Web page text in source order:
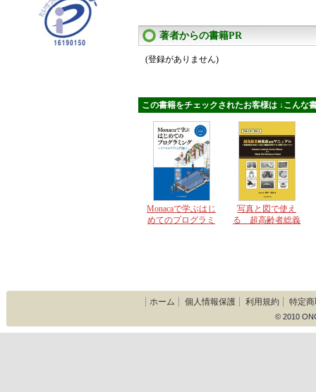
著者からの書籍PR
(登録がありません)
この書籍をチェックされたお客様は ↓こんな
Monacaで学ぶはじ
めてのプログラミ
写真と図で使え
る 超高齢者総義
ホーム 個人情報保護 利用規約 特定
© 2010